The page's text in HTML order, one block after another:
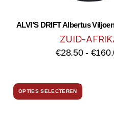
ALVI’S DRIFT Albertus
ZUID-
€28.50 - €
OPTIES SELECTEREN